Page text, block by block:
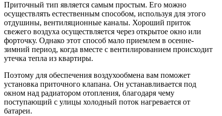
Приточный тип является самым простым. Его можно
осуществлять естественным способом, используя для этого
отдушины, вентиляционные каналы. Хороший приток
свежего воздуха осуществляется через открытое окно или
форточку. Однако этот способ мало приемлем в осенне-
зимний период, когда вместе с вентилированием происходит
утечка тепла из квартиры.
Поэтому для обеспечения воздухообмена вам поможет
установка приточного клапана. Он устанавливается под
окном над радиатором отопления, благодаря чему
поступающий с улицы холодный поток нагревается от
батареи.